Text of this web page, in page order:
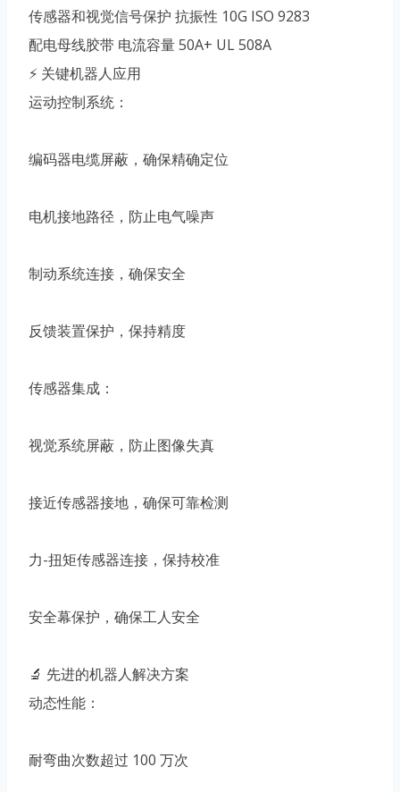
传感器和视觉信号保护 抗振性 10G ISO 9283
配电母线胶带 电流容量 50A+ UL 508A
⚡ 关键机器人应用
运动控制系统：
编码器电缆屏蔽，确保精确定位
电机接地路径，防止电气噪声
制动系统连接，确保安全
反馈装置保护，保持精度
传感器集成：
视觉系统屏蔽，防止图像失真
接近传感器接地，确保可靠检测
力-扭矩传感器连接，保持校准
安全幕保护，确保工人安全
🔬 先进的机器人解决方案
动态性能：
耐弯曲次数超过 100 万次